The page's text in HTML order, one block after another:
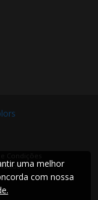
uma melhor
com nossa